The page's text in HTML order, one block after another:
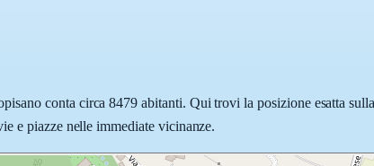
conta circa 8479 abitanti. Qui trovi la posizione esatta
e piazze nelle immediate vicinanze.